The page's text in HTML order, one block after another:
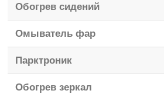
Обогрев сидений
Омыватель фар
Парктроник
Обогрев зеркал